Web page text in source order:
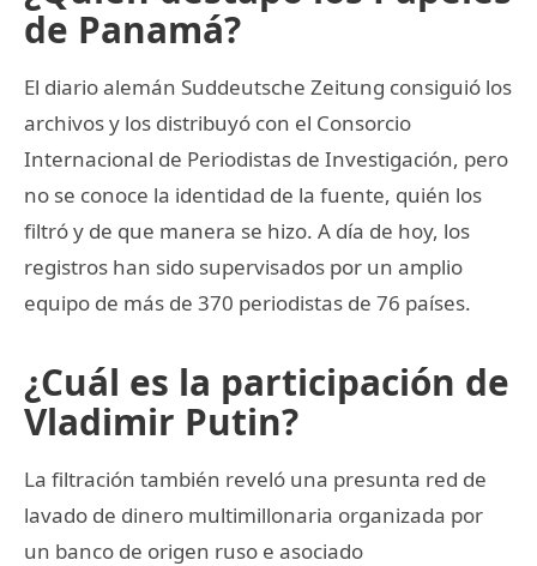
de Panamá?
El diario alemán Suddeutsche Zeitung consiguió los
archivos y los distribuyó con el Consorcio
Internacional de Periodistas de Investigación, pero
no se conoce la identidad de la fuente, quién los
filtró y de que manera se hizo. A día de hoy, los
registros han sido supervisados por un amplio
equipo de más de 370 periodistas de 76 países.
¿Cuál es la participación de
Vladimir Putin?
La filtración también reveló una presunta red de
lavado de dinero multimillonaria organizada por
un banco de origen ruso e asociado